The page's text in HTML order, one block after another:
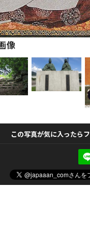
像
この写真が気に入ったら